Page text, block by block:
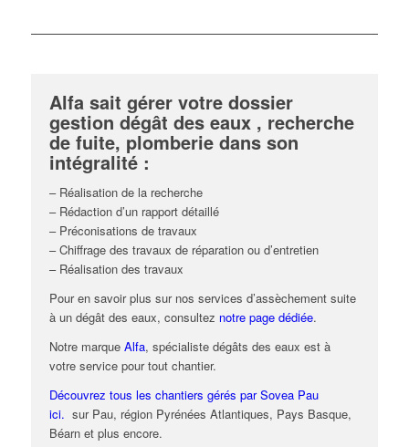
Alfa sait gérer votre dossier
gestion dégât des eaux , recherche
de fuite, plomberie dans son
intégralité :
– Réalisation de la recherche
– Rédaction d’un rapport détaillé
– Préconisations de travaux
– Chiffrage des travaux de réparation ou d’entretien
– Réalisation des travaux
Pour en savoir plus sur nos services d’assèchement suite
à un dégât des eaux, consultez notre page dédiée.
Notre marque Alfa, spécialiste dégâts des eaux est à
votre service pour tout chantier.
Découvrez tous les chantiers gérés par Sovea Pau
ici. sur Pau, région Pyrénées Atlantiques, Pays Basque,
Béarn et plus encore.